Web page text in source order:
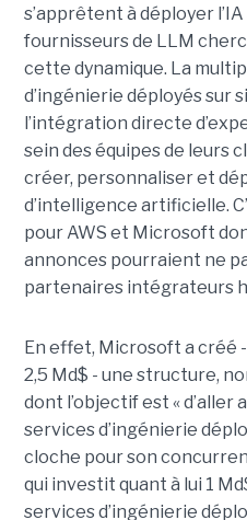
s’apprêtent à déployer
fournisseurs de LLM
cette dynamique. La
d’ingénierie déployés sur
l’intégration directe
sein des équipes de leurs
créer, personnaliser et
d’intelligence artificielle.
pour AWS et Microsoft
annonces pourraient ne
partenaires intégrateurs
En effet, Microsoft a créé
2,5 Md$ - une structure,
dont l’objectif est « d’aller
services d’ingénierie
cloche pour son
qui investit quant à lui 1
services d’ingénierie